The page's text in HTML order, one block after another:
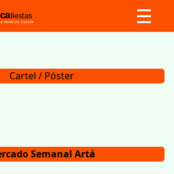
fiestas
a tener en cuenta ☰
Cartel / Póster
Semanal Artá